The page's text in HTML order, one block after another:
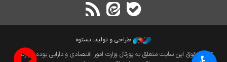
طراحی و تولید: نستوه
تمام حقوق این سایت متعلق به پورتال وزارت امور اقتصادی و دارایی بوده و بازنشر